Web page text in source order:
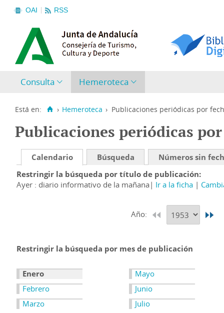
OAI RSS
Consulta Hemeroteca
Está en: › Hemeroteca › Publicaciones periódicas por
Publicaciones periódicas
Calendario Búsqueda
Números sin
Restringir la búsqueda por título de publicación
Ayer : diario informativo de la mañana
Ir a la ficha
Año:
Restringir la búsqueda por mes de publicación
Enero
Febrero
Marzo
Mayo
Junio
Julio